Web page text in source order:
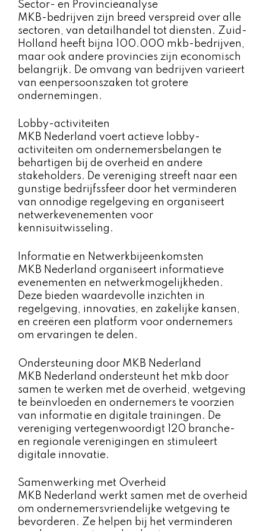
Sector- en Provincieanalyse
MKB-bedrijven zijn breed verspreid over alle
sectoren, van detailhandel tot diensten. Zuid-
Holland heeft bijna 100.000 mkb-bedrijven,
maar ook andere provincies zijn economisch
belangrijk. De omvang van bedrijven varieert
van eenpersoonszaken tot grotere
ondernemingen.
Lobby-activiteiten
MKB Nederland voert actieve lobby-
activiteiten om ondernemersbelangen te
behartigen bij de overheid en andere
stakeholders. De vereniging streeft naar een
gunstige bedrijfssfeer door het verminderen
van onnodige regelgeving en organiseert
netwerkevenementen voor
kennisuitwisseling.
Informatie en Netwerkbijeenkomsten
MKB Nederland organiseert informatieve
evenementen en netwerkmogelijkheden.
Deze bieden waardevolle inzichten in
regelgeving, innovaties, en zakelijke kansen,
en creëren een platform voor ondernemers
om ervaringen te delen.
Ondersteuning door MKB Nederland
MKB Nederland ondersteunt het mkb door
samen te werken met de overheid, wetgeving
te beïnvloeden en ondernemers te voorzien
van informatie en digitale trainingen. De
vereniging vertegenwoordigt 120 branche-
en regionale verenigingen en stimuleert
digitale innovatie.
Samenwerking met Overheid
MKB Nederland werkt samen met de overheid
om ondernemersvriendelijke wetgeving te
bevorderen. Ze helpen bij het verminderen